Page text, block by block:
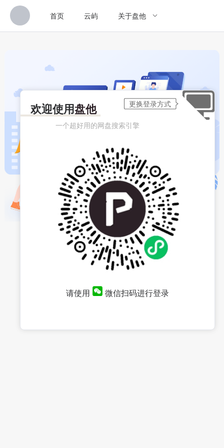
首页 云屿 关于盘他
欢迎使用盘他
一个超好用的网盘搜索引擎
请使用 微信扫码进行登录